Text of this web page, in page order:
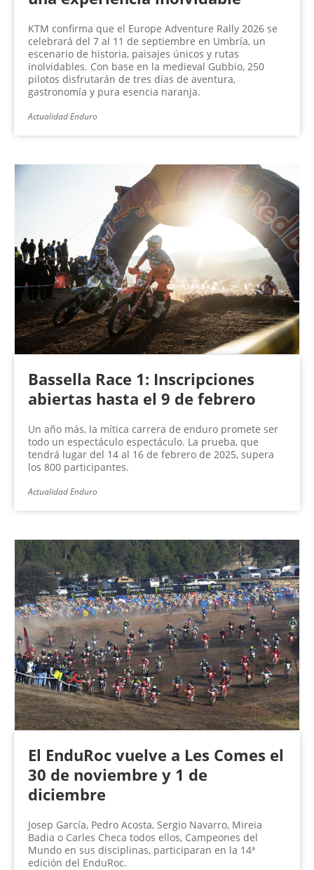
KTM confirma que el Europe Adventure Rally 2026 se
celebrará del 7 al 11 de septiembre en Umbría, un
escenario de historia, paisajes únicos y rutas
inolvidables. Con base en la medieval Gubbio, 250
pilotos disfrutarán de tres días de aventura,
gastronomía y pura esencia naranja.
Actualidad Enduro
Bassella Race 1: Inscripciones
abiertas hasta el 9 de febrero
Un año más, la mítica carrera de enduro promete ser
todo un espectáculo espectáculo. La prueba, que
tendrá lugar del 14 al 16 de febrero de 2025, supera
los 800 participantes.
Actualidad Enduro
El EnduRoc vuelve a Les Comes el
30 de noviembre y 1 de
diciembre
Josep García, Pedro Acosta, Sergio Navarro, Mireia
Badia o Carles Checa todos ellos, Campeones del
Mundo en sus disciplinas, participaran en la 14ª
edición del EnduRoc.